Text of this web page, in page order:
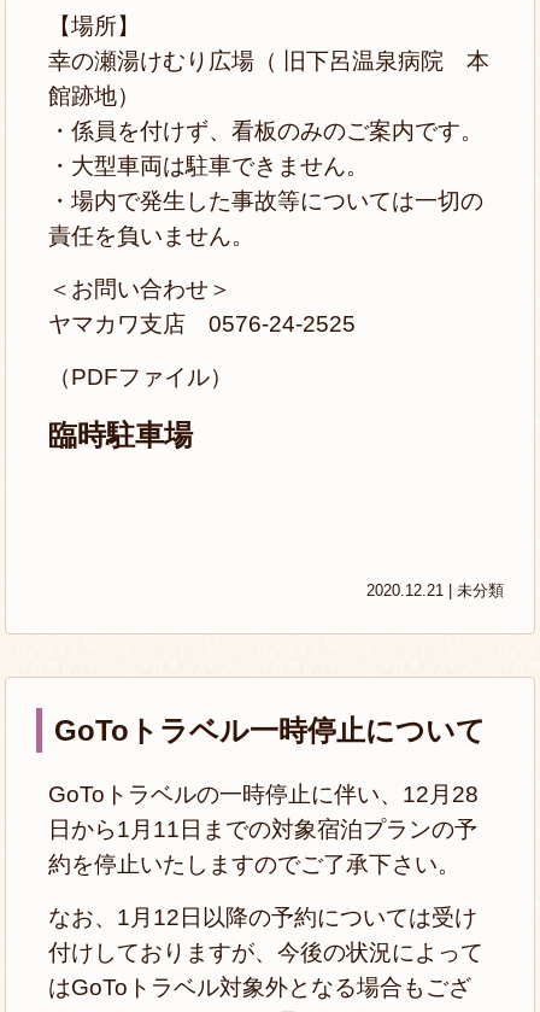
【場所】
幸の瀬湯けむり広場（ 旧下呂温泉病院 本
館跡地）
・係員を付けず、看板のみのご案内です。
・大型車両は駐車できません。
・場内で発生した事故等については一切の
責任を負いません。
＜お問い合わせ＞
ヤマカワ支店 0576-24-2525
（PDFファイル）
臨時駐車場
2020.12.21 | 未分類
GoToトラベル一時停止について
GoToトラベルの一時停止に伴い、12月28
日から1月11日までの対象宿泊プランの予
約を停止いたしますのでご了承下さい。
なお、1月12日以降の予約については受け
付けしておりますが、今後の状況によって
はGoToトラベル対象外となる場合もござ